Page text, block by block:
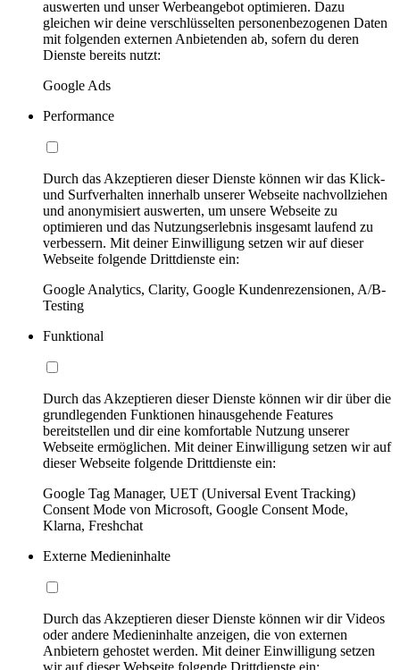
auswerten und unser Werbeangebot optimieren. Dazu
gleichen wir deine verschlüsselten personenbezogenen Daten
mit folgenden externen Anbietenden ab, sofern du deren
Dienste bereits nutzt:
Google Ads
Performance
Durch das Akzeptieren dieser Dienste können wir das Klick-
und Surfverhalten innerhalb unserer Webseite nachvollziehen
und anonymisiert auswerten, um unsere Webseite zu
optimieren und das Nutzungserlebnis insgesamt laufend zu
verbessern. Mit deiner Einwilligung setzen wir auf dieser
Webseite folgende Drittdienste ein:
Google Analytics, Clarity, Google Kundenrezensionen, A/B-
Testing
Funktional
Durch das Akzeptieren dieser Dienste können wir dir über die
grundlegenden Funktionen hinausgehende Features
bereitstellen und dir eine komfortable Nutzung unserer
Webseite ermöglichen. Mit deiner Einwilligung setzen wir auf
dieser Webseite folgende Drittdienste ein:
Google Tag Manager, UET (Universal Event Tracking)
Consent Mode von Microsoft, Google Consent Mode,
Klarna, Freshchat
Externe Medieninhalte
Durch das Akzeptieren dieser Dienste können wir dir Videos
oder andere Medieninhalte anzeigen, die von externen
Anbietern gehostet werden. Mit deiner Einwilligung setzen
wir auf dieser Webseite folgende Drittdienste ein: